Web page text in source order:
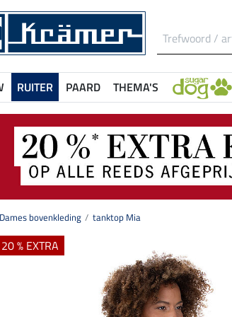
RUITER PAARD THEMA'S
Dames bovenkleding tanktop Mia
% EXTRA